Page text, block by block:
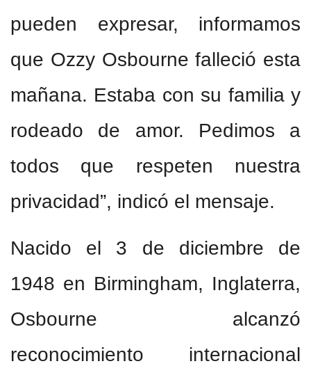
pueden expresar, informamos
que Ozzy Osbourne falleció esta
mañana. Estaba con su familia y
rodeado de amor. Pedimos a
todos que respeten nuestra
privacidad”, indicó el mensaje.
Nacido el 3 de diciembre de
1948 en Birmingham, Inglaterra,
Osbourne alcanzó
reconocimiento internacional